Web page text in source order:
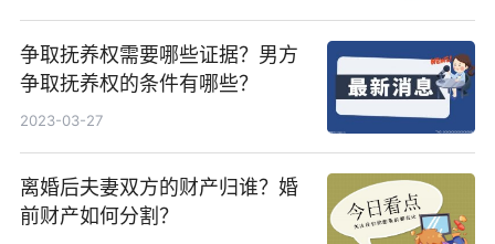
争取抚养权需要哪些证据？男方
争取抚养权的条件有哪些？
2023-03-27
离婚后夫妻双方的财产归谁？婚
前财产如何分割？